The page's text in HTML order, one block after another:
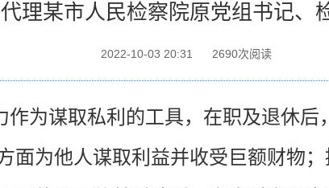
理某市人民检察院原党组书记、
2022-10-03 20:31 2690次阅读
为谋取私利的工具，在职及退休后
面为他人谋取利益并收受巨额财物